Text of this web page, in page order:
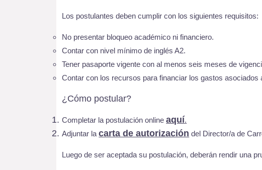
Los postulantes deben cumplir con los siguientes requisitos:
No presentar bloqueo académico ni financiero.
Contar con nivel mínimo de inglés A2.
Tener pasaporte vigente con al menos seis meses de
Contar con los recursos para financiar los gastos asociados
¿Cómo postular?
Completar la postulación onlineaquí.
Adjuntar lacarta de autorización del Director/a de
Luego de ser aceptada su postulación, deberán rendir una